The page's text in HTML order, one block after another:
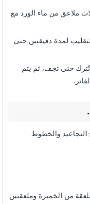
ملاعق من ماء الورد مع
لمدة دقيقتين حتى
حتى تجف، ثم يتم
التجاعيد والخطوط
من الخميرة وملعقتين